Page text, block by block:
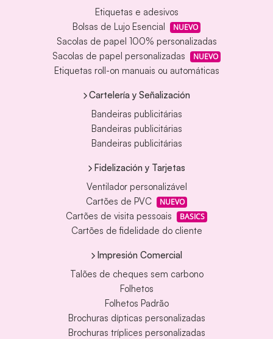
Etiquetas e adesivos
Bolsas de Lujo Esencial
NUEVO
Sacolas de papel 100% personalizadas
Sacolas de papel personalizadas
NUEVO
Etiquetas roll-on manuais ou automáticas
Cartelería y Señalización
Bandeiras publicitárias
Bandeiras publicitárias
Bandeiras publicitárias
Fidelización y Tarjetas
Ventilador personalizável
Cartões de PVC
NUEVO
Cartões de visita pessoais BASICS
Cartões de fidelidade do cliente
Impresión Comercial
Talões de cheques sem carbono
Folhetos
Folhetos Padrão
Brochuras dípticas personalizadas
Brochuras tríplices personalizadas